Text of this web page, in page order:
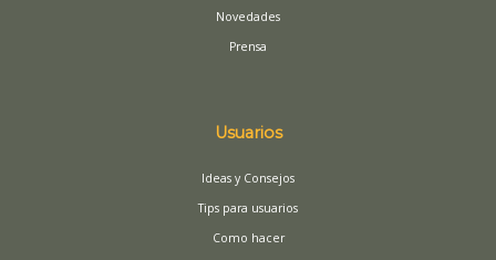
Novedades
Prensa
Usuarios
Ideas y Consejos
Tips para usuarios
Como hacer